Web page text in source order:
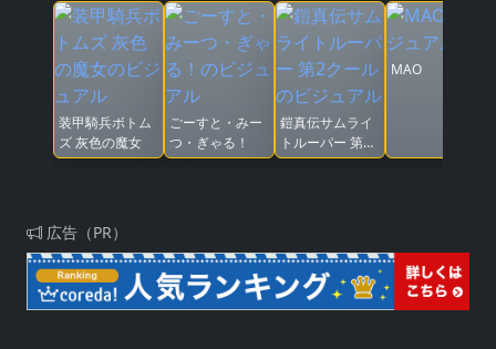
装甲騎兵ボトム
ズ 灰色の魔女
ごーすと・みー
つ・ぎゃる！
鎧真伝サムライ
トルーパー 第2
クール
MAO
広告（PR）